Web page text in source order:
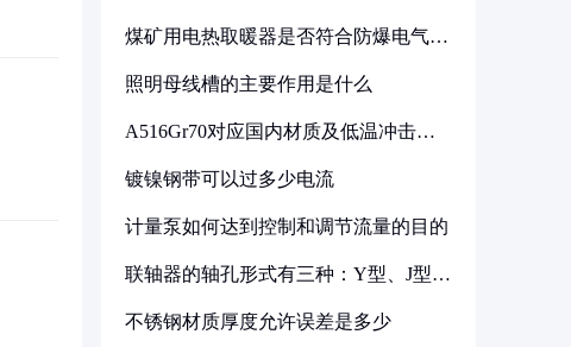
煤矿用电热取暖器是否符合防爆电气设
照明母线槽的主要作用是什么
A516Gr70对应国内材质及低温冲击要
镀镍钢带可以过多少电流
计量泵如何达到控制和调节流量的目的
联轴器的轴孔形式有三种：Y型、J型、
不锈钢材质厚度允许误差是多少